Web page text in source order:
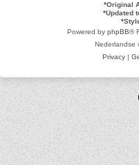
*Original
*Updated
*
Powered by phpBB®
Nederlandse
Privacy |